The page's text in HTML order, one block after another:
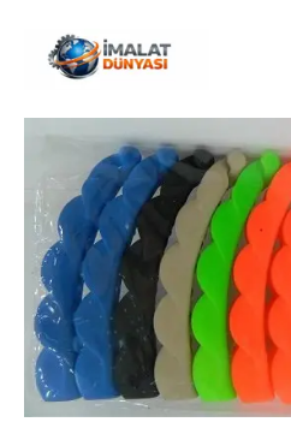
Toka
12
Adet
2180as
adet